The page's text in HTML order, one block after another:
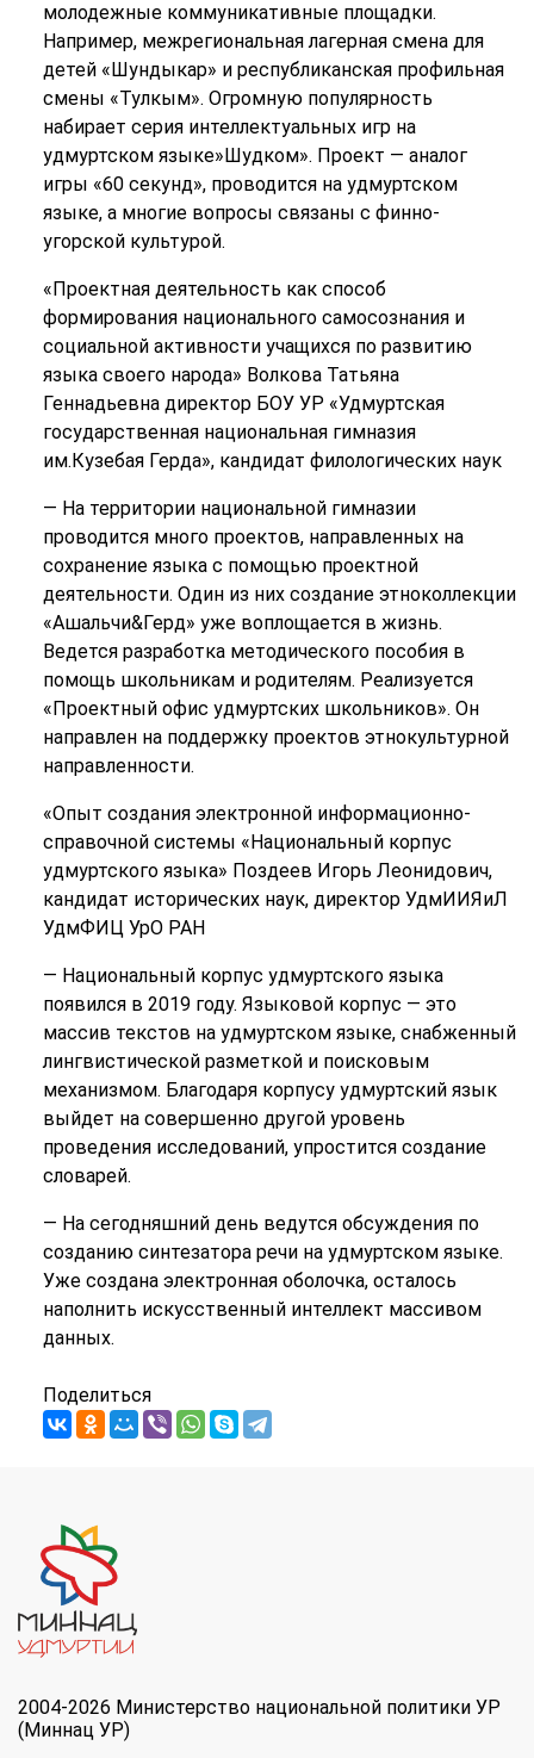
молодежные коммуникативные площадки.
Например, межрегиональная лагерная смена для
детей «Шундыкар» и республиканская профильная
смены «Тулкым». Огромную популярность
набирает серия интеллектуальных игр на
удмуртском языке»Шудком». Проект — аналог
игры «60 секунд», проводится на удмуртском
языке, а многие вопросы связаны с финно-
угорской культурой.
«Проектная деятельность как способ
формирования национального самосознания и
социальной активности учащихся по развитию
языка своего народа» Волкова Татьяна
Геннадьевна директор БОУ УР «Удмуртская
государственная национальная гимназия
им.Кузебая Герда», кандидат филологических наук
— На территории национальной гимназии
проводится много проектов, направленных на
сохранение языка с помощью проектной
деятельности. Один из них создание этноколлекции
«Ашальчи&Герд» уже воплощается в жизнь.
Ведется разработка методического пособия в
помощь школьникам и родителям. Реализуется
«Проектный офис удмуртских школьников». Он
направлен на поддержку проектов этнокультурной
направленности.
«Опыт создания электронной информационно-
справочной системы «Национальный корпус
удмуртского языка» Поздеев Игорь Леонидович,
кандидат исторических наук, директор УдмИИЯиЛ
УдмФИЦ УрО РАН
— Национальный корпус удмуртского языка
появился в 2019 году. Языковой корпус — это
массив текстов на удмуртском языке, снабженный
лингвистической разметкой и поисковым
механизмом. Благодаря корпусу удмуртский язык
выйдет на совершенно другой уровень
проведения исследований, упростится создание
словарей.
— На сегодняшний день ведутся обсуждения по
созданию синтезатора речи на удмуртском языке.
Уже создана электронная оболочка, осталось
наполнить искусственный интеллект массивом
данных.
Поделиться
2004-2026 Министерство национальной политики УР
(Миннац УР)